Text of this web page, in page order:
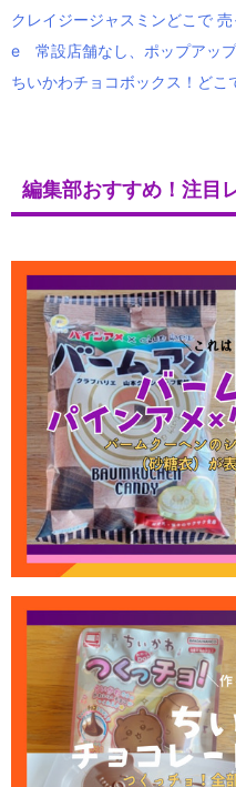
クレイジージャスミンどこで
e 常設店舗なし、ポップアッ
ちいかわチョコボックス！どこ
編集部おすすめ！注目